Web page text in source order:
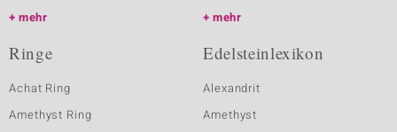
mehr
mehr
Ringe
Achat Ring
Amethyst Ring
Edelsteinlexikon
Alexandrit
Amethyst